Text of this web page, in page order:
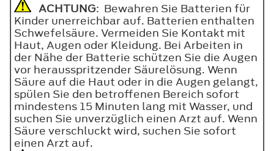
ACHTUNG: Bewahren Sie Batterien für
Kinder unerreichbar auf. Batterien enthalten
Schwefelsäure. Vermeiden Sie Kontakt mit
Haut, Augen oder Kleidung. Bei Arbeiten in
der Nähe der Batterie schützen Sie die Augen
vor herausspritzender Säurelösung. Wenn
Säure auf die Haut oder in die Augen gelangt,
spülen Sie den betroffenen Bereich sofort
mindestens 15 Minuten lang mit Wasser, und
suchen Sie unverzüglich einen Arzt auf. Wenn
Säure verschluckt wird, suchen Sie sofort
einen Arzt auf.